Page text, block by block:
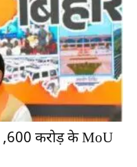
करोड़ के MoU